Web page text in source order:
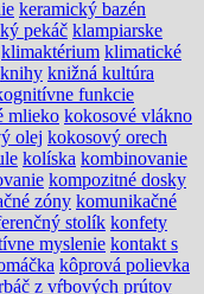
keramický bazén
pekáč klampiarske
klimaktérium klimatické
knihy knižná kultúra
funkcie
mlieko kokosové vlákno
olej kokosový orech
kolíska kombinovanie
kompozitné dosky
zóny komunikačné
stolík konfety
myslenie kontakt s
kôprová polievka
z vŕbových prútov